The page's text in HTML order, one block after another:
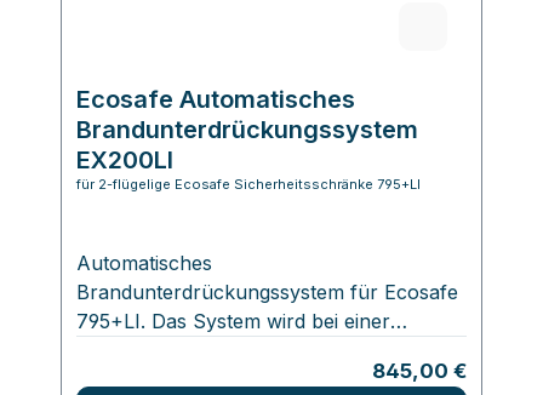
Ecosafe Automatisches
Brandunterdrückungssystem
EX200LI
für 2-flügelige Ecosafe Sicherheitsschränke 795+LI
Automatisches
Brandunterdrückungssystem für Ecosafe
795+LI. Das System wird bei einer
ausgelöst. Das Löschmittel ist ein Gemisch
Regulärer Preis:
845,00 €